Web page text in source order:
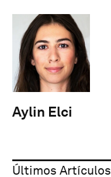
Aylin Elci
Últimos Artículos